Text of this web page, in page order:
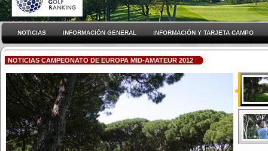
NOTICIAS INFORMACIÓN GENERAL INFORMACIÓN Y TARJETA CAMPO
NOTICIAS CAMPEONATO DE EUROPA MID-AMATEUR 2012